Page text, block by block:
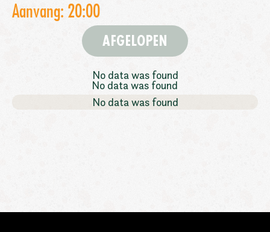
Aanvang: 20:00
AFGELOPEN
No data was found
No data was found
No data was found